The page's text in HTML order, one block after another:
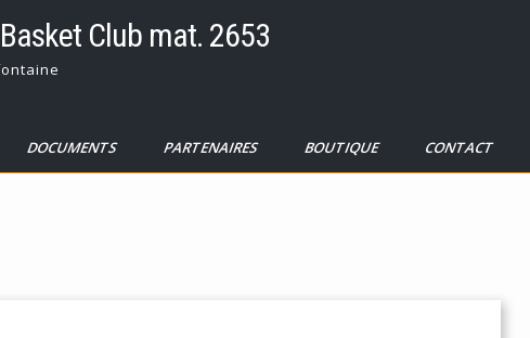
Club mat. 2653
DOCUMENTS PARTENAIRES BOUTIQUE CONTACT